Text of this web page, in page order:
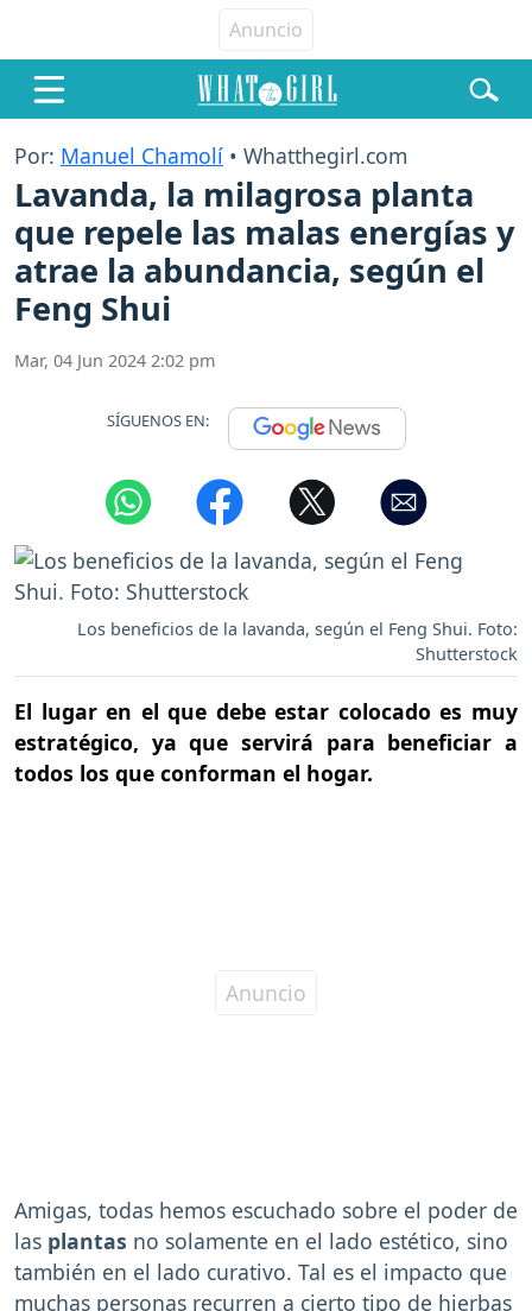
Por: Manuel Chamolí • Whatthegirl.com
Lavanda, la milagrosa planta
que repele las malas energías y
atrae la abundancia, según el
Feng Shui
Mar, 04 Jun 2024 2:02 pm
SÍGUENOS EN:
Los beneficios de la lavanda, según el Feng Shui. Foto:
Shutterstock
El lugar en el que debe estar colocado es muy
estratégico, ya que servirá para beneficiar a
todos los que conforman el hogar.
Amigas, todas hemos escuchado sobre el poder de
las plantas no solamente en el lado estético, sino
también en el lado curativo. Tal es el impacto que
muchas personas recurren a cierto tipo de hierbas